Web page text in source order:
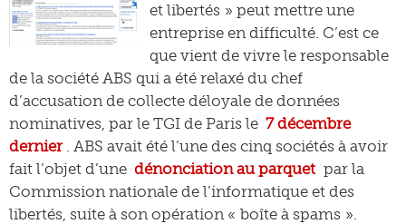
et libertés » peut mettre une
entreprise en difficulté. C’est ce
que vient de vivre le responsable
de la société ABS qui a été relaxé du chef
d’accusation de collecte déloyale de données
nominatives, par le TGI de Paris le 7 décembre
dernier . ABS avait été l’une des cinq sociétés à avoir
fait l’objet d’une dénonciation au parquet par la
Commission nationale de l’informatique et des
libertés, suite à son opération « boîte à spams ».